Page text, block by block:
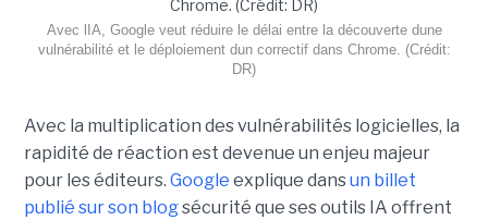
Avec lIA, Google veut réduire le délai entre la découverte dune
vulnérabilité et le déploiement dun correctif dans Chrome. (Crédit:
DR)
Avec la multiplication des vulnérabilités logicielles, la
rapidité de réaction est devenue un enjeu majeur
pour les éditeurs. Google explique dansun billet
publié sur son blogsécurité que ses outils IA offrent